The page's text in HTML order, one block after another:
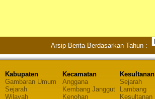
Arsip Berita Berdasarkan Tahun :
Kabupaten
Gambaran Umum
Sejarah
Wilayah
Kecamatan
Anggana
Kembang Janggut
Kenohan
Kesultanan
Sejarah
Lambang
Kesultanan